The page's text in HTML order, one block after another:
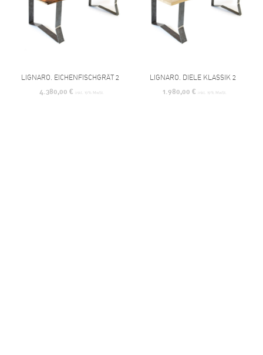
LIGNARO. EICHENFISCHGRÄT 2
4.380,00 € inkl. 19% MwSt.
LIGNARO. DIELE KLASSIK 2
1.980,00 € inkl. 19% MwSt.